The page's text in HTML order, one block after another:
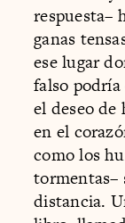
respuesta–
ganas
ese lugar
falso
el deseo
en el
como los
tormentas–
distancia.